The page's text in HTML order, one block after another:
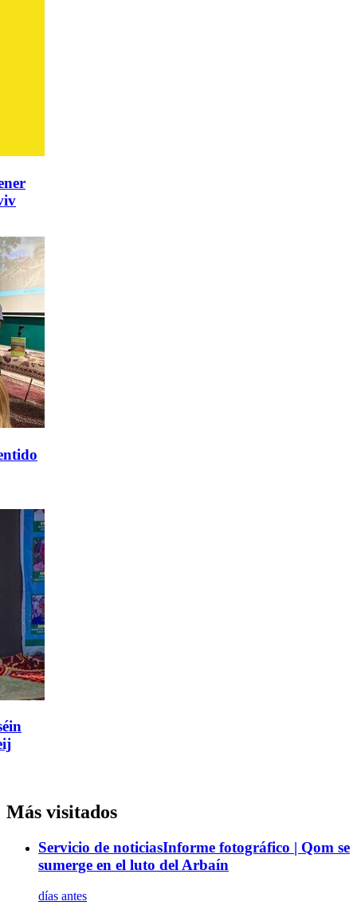
Más visitados
Servicio de noticiasInforme fotográfico | Qom se
sumerge en el luto del Arbaín
días antes